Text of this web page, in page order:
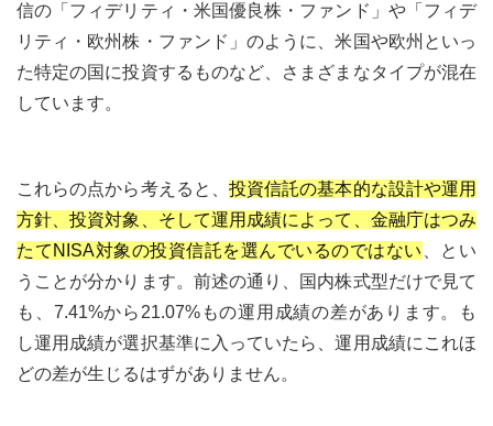
信の「フィデリティ・米国優良株・ファンド」や「フィデ
リティ・欧州株・ファンド」のように、米国や欧州といっ
た特定の国に投資するものなど、さまざまなタイプが混在
しています。
これらの点から考えると、 投資信託の基本的な設計や運用
方針、投資対象、そして運用成績によって、金融庁はつみ
たてNISA対象の投資信託を選んでいるのではない
、とい
うことが分かります。前述の通り、国内株式型だけで見て
も、7.41%から21.07%もの運用成績の差があります。も
し運用成績が選択基準に入っていたら、運用成績にこれほ
どの差が生じるはずがありません。